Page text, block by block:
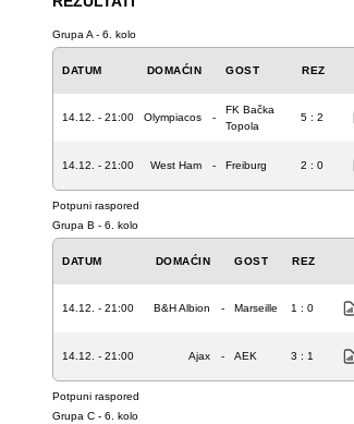
Grupa A - 6. kolo
DATUM DOMAĆIN GOST REZ
14.12. - 21:00 Olympiacos -
FK Bačka
Topola
5 : 2
14.12. - 21:00 West Ham - Freiburg 2 : 0
Potpuni raspored
Grupa B - 6. kolo
DATUM DOMAĆIN GOST REZ
14.12. - 21:00 B&H Albion - Marseille 1 : 0
14.12. - 21:00 Ajax - AEK 3 : 1
Potpuni raspored
Grupa C - 6. kolo